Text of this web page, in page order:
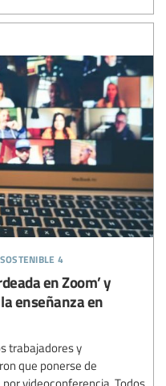
4
en Zoom’ y
enseñanza en
trabajadores y
que ponerse de
videoconferencia. Todos